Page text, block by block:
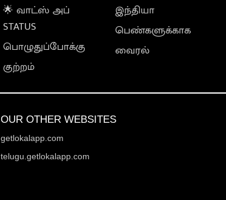
🌟 வாட்ஸ் அப்
STATUS
பொழுதுப்போக்கு
குற்றம்
இந்தியா
பெண்களுக்காக
வைரல்
OUR OTHER WEBSITES
getlokalapp.com
telugu.getlokalapp.com